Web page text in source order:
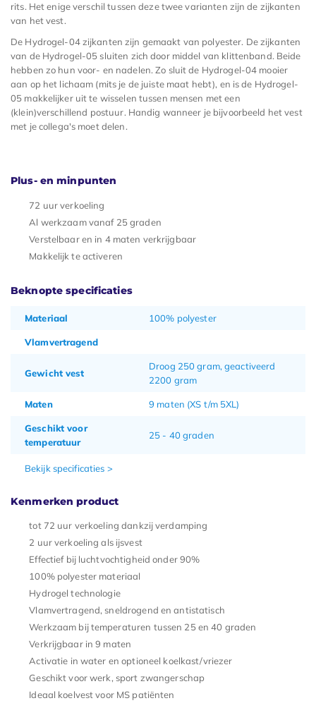
rits. Het enige verschil tussen deze twee varianten zijn de zijkanten
van het vest.
De Hydrogel-04 zijkanten zijn gemaakt van polyester. De zijkanten
van de Hydrogel-05 sluiten zich door middel van klittenband. Beide
hebben zo hun voor- en nadelen. Zo sluit de Hydrogel-04 mooier
aan op het lichaam (mits je de juiste maat hebt), en is de Hydrogel-
05 makkelijker uit te wisselen tussen mensen met een
(klein)verschillend postuur. Handig wanneer je bijvoorbeeld het vest
met je collega's moet delen.
Plus- en minpunten
72 uur verkoeling
Al werkzaam vanaf 25 graden
Verstelbaar en in 4 maten verkrijgbaar
Makkelijk te activeren
Beknopte specificaties
Materiaal 100% polyester
Vlamvertragend
Gewicht vest
Droog 250 gram, geactiveerd
2200 gram
Maten 9 maten (XS t/m 5XL)
Geschikt voor
temperatuur
25 - 40 graden
Bekijk specificaties >
Kenmerken product
tot 72 uur verkoeling dankzij verdamping
2 uur verkoeling als ijsvest
Effectief bij luchtvochtigheid onder 90%
100% polyester materiaal
Hydrogel technologie
Vlamvertragend, sneldrogend en antistatisch
Werkzaam bij temperaturen tussen 25 en 40 graden
Verkrijgbaar in 9 maten
Activatie in water en optioneel koelkast/vriezer
Geschikt voor werk, sport zwangerschap
Ideaal koelvest voor MS patiënten